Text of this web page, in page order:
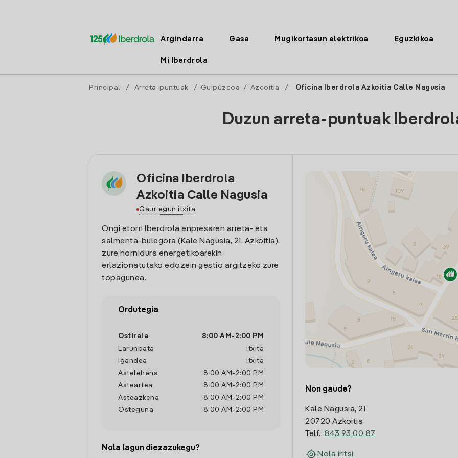
Argindarra Gasa Mugikortasun elektrikoa Eguzkikoa
Mi Iberdrola
Principal / Arreta-puntuak / Guipúzcoa / Azcoitia / Oficina Iberdrola Azkoitia Calle Nagusia
Duzun arreta-puntuak
Oficina Iberdrola
Azkoitia Calle Nagusia
Gaur egun itxita
Ongi etorri Iberdrola enpresaren arreta- eta
salmenta-bulegora (Kale Nagusia, 21, Azkoitia),
zure hornidura energetikoarekin
erlazionatutako edozein gestio argitzeko zure
topagunea.
Ordutegia
Ostirala 8:00 AM - 2:00 PM
Larunbata
itxita
Igandea
itxita
Astelehena
8:00 AM - 2:00 PM
Asteartea
8:00 AM - 2:00 PM
Asteazkena
8:00 AM - 2:00 PM
Osteguna
8:00 AM - 2:00 PM
Nola lagun diezazukegu?
Non gaude?
Kale Nagusia, 21
20720 Azkoitia
Telf.: 843 93 00 87
Nola iritsi